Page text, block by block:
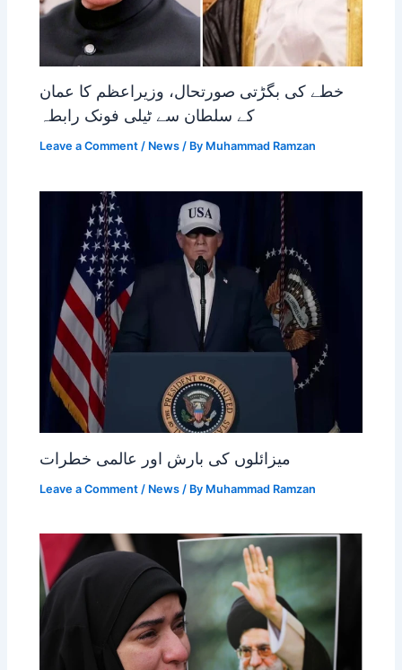
خطے کی بگڑتی صورتحال، وزیراعظم کا عمان
کے سلطان سے ٹیلی فونک رابطہ
Leave a Comment / News / By Muhammad Ramzan
میزائلوں کی بارش اور عالمی خطرات
Leave a Comment / News / By Muhammad Ramzan